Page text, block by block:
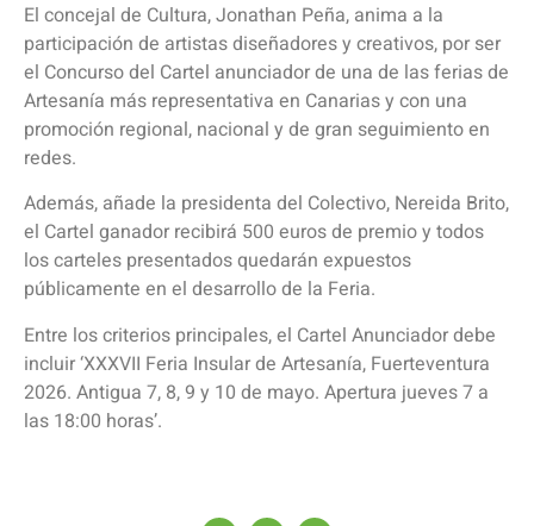
El concejal de Cultura, Jonathan Peña, anima a la
participación de artistas diseñadores y creativos, por ser
el Concurso del Cartel anunciador de una de las ferias de
Artesanía más representativa en Canarias y con una
promoción regional, nacional y de gran seguimiento en
redes.
Además, añade la presidenta del Colectivo, Nereida Brito,
el Cartel ganador recibirá 500 euros de premio y todos
los carteles presentados quedarán expuestos
públicamente en el desarrollo de la Feria.
Entre los criterios principales, el Cartel Anunciador debe
incluir ‘XXXVII Feria Insular de Artesanía, Fuerteventura
2026. Antigua 7, 8, 9 y 10 de mayo. Apertura jueves 7 a
las 18:00 horas’.